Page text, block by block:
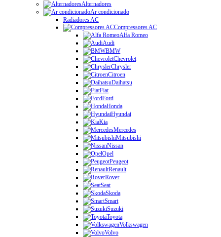
Alternadores
Ar condicionado
Radiadores AC
Compressores AC
Alfa Romeo
Audi
BMW
Chevrolet
Chrysler
Citroen
Daihatsu
Fiat
Ford
Honda
Hyundai
Kia
Mercedes
Mitsubishi
Nissan
Opel
Peugeot
Renault
Rover
Seat
Skoda
Smart
Suzuki
Toyota
Volkswagen
Volvo